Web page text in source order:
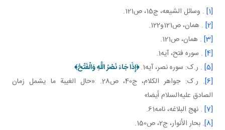
[1] . وسائل الشيعه، ج15، ص121.
[2]
. همان، ص121و122.
[3]
. همان، ص121.
[4]
. سوره فتح، آيه1.
[5]
. ر.ک: سوره نصر، آيه1. ﴿إِذَا جَاءَ نَصْرُ اللَّهِ وَالْفَتْحُ﴾
[6]
. ر.ک: جواهر الکلام، ج40، ص28. «حال الغيبة ما يشمل زمان
الصادق عليه‌السلام أيضا»
[7]
. نهج البلاغه، نامه61.
[8] . بحار الأنوار، ج‏2، ص150.